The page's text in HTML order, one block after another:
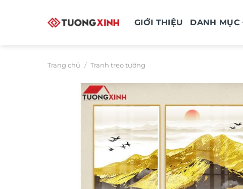
GIỚI THIỆU DANH MỤC
Trang chủ / Tranh treo tường